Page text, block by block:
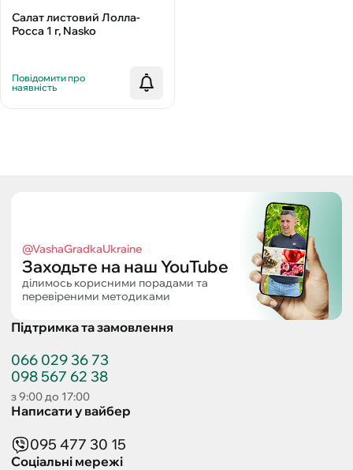
Салат листовий Лолла-
Росса 1 г, Nasko
Повідомити про
наявність
@VashaGradkaUkraine
Заходьте на наш YouTube
ділимось корисними порадами та
перевіреними методиками
Підтримка та замовлення
066 029 36 73
098 567 62 38
з 9:00 до 17:00
Написати у вайбер
095 477 30 15
Соціальні мережі